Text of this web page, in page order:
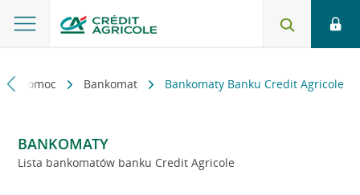
i pomoc Bankomat Bankomaty Banku Credit Agricole
BANKOMATY
Lista bankomatów banku Credit Agricole